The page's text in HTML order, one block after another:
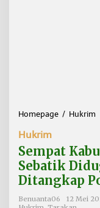
Homepage / Hukrim
p
a
t
K
b
Hukrim
Sempat
Sebatik
Ditangkap
Benuanta06
12 Mei